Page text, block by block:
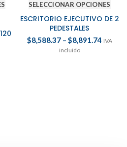
SELECCIONAR OPCIONES
ESCRITORIO EJECUTIVO DE 2
PEDESTALES
$8,588.37– $8,891.74 IVA
incluido